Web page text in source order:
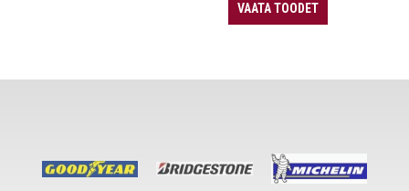
VAATA TOODET